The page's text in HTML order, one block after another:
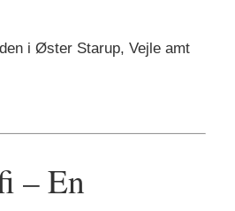
i Øster Starup, Vejle amt
– En